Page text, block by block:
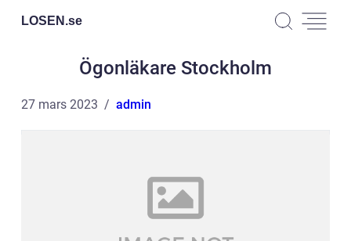
LOSEN.se
Ögonläkare Stockholm
27 mars 2023 admin